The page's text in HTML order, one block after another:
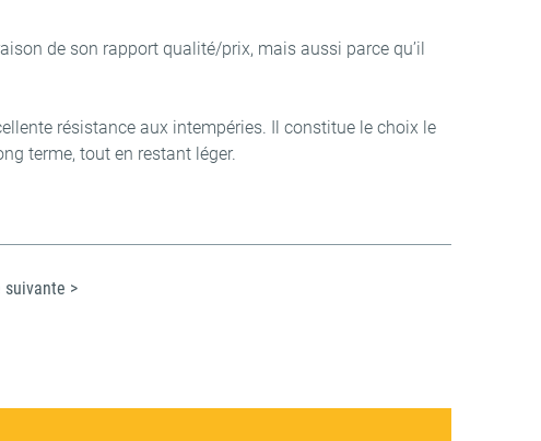
de son rapport qualité/prix, mais aussi parce qu’il
résistance aux intempéries. Il constitue le choix le
terme, tout en restant léger.
>